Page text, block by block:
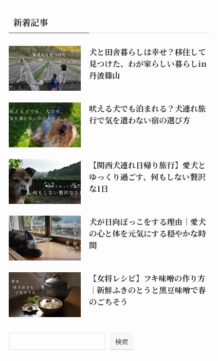
新着記事
犬と田舎暮らしは幸せ？移住して
見つけた、わが家らしい暮らしin
丹波篠山
吠える犬でも泊まれる？犬連れ旅
行で気を遣わない宿の選び方
【関西犬連れ日帰り旅行】愛犬と
ゆっくり過ごす、何もしない贅沢
な1日
犬が日向ぼっこをする理由｜愛犬
の心と体を元気にする穏やかな時
間
【女将レシピ】フキ味噌の作り方
｜新鮮ふきのとうと黒豆味噌で春
のごちそう
検索